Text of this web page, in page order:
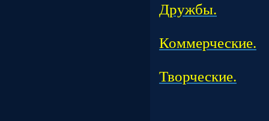
Дружбы.
Коммерческие.
Творческие.